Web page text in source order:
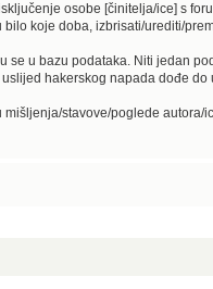
osobe [činitelja/ice] s
bilo koje doba, izbrisati/urediti/
u bazu podataka. Niti jedan
hakerskog napada dođe do
stavove/poglede